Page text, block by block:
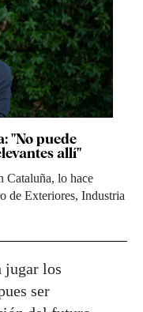
"No puede
allí"
Cataluña, lo hace
de Exteriores, Industria
jugar los
ser